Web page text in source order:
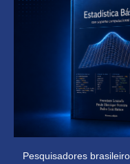
Pesquisadores